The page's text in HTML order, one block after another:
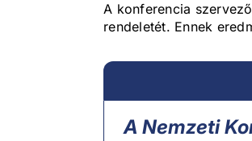
A konferencia
rendeletét. Ennek
A Nemzeti